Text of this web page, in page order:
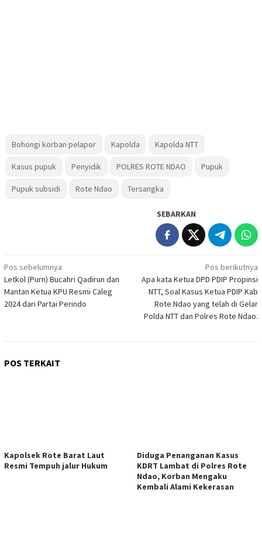
Bohongi korban pelapor Kapolda Kapolda NTT
Kasus pupuk Penyidik POLRES ROTE NDAO Pupuk
Pupuk subsidi Rote Ndao Tersangka
SEBARKAN
Navigasi
pos
Pos sebelumnya
Letkol (Purn) Bucahri Qadirun dan
Mantan Ketua KPU Resmi Caleg
2024 dari Partai Perindo
Pos berikutnya
Apa kata Ketua DPD PDIP Propinsi
NTT, Soal Kasus Ketua PDIP Kab
Rote Ndao yang telah di Gelar
Polda NTT dan Polres Rote Ndao.
POS TERKAIT
Kapolsek Rote Barat Laut
Resmi Tempuh jalur Hukum
Diduga Penanganan Kasus
KDRT Lambat di Polres Rote
Ndao, Korban Mengaku
Kembali Alami Kekerasan